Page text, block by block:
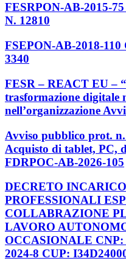
FESRPON-AB-2015-
N. 12810
FSEPON-AB-2018-110
3340
FESR – REACT EU –
trasformazione digitale
nell’organizzazione
Avviso pubblico prot.
Acquisto di tablet, PC,
FDRPOC-AB-2026-105
DECRETO
PROFESSIONALI
COLLABRAZIONE
LAVORO
OCCASIONALE CNP:
2024-8 CUP: